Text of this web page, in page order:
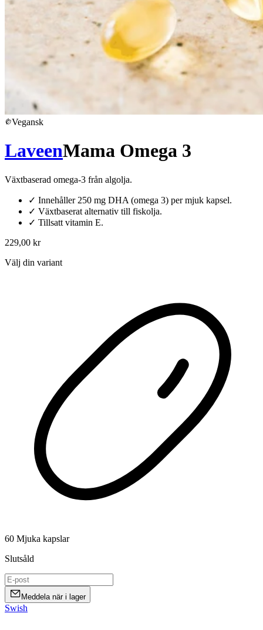
Vegansk
LaveenMama Omega 3
Växtbaserad omega-3 från algolja.
✓ Innehåller 250 mg DHA (omega 3) per mjuk kapsel.
✓ Växtbaserat alternativ till fiskolja.
✓ Tillsatt vitamin E.
229,00 kr
Välj din variant
60 Mjuka kapslar
Slutsåld
Meddela när i lager
Swish